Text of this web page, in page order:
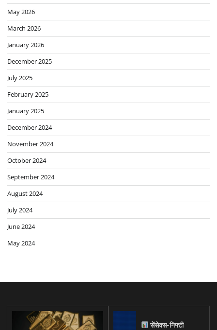
May 2026
March 2026
January 2026
December 2025
July 2025
February 2025
January 2025
December 2024
November 2024
October 2024
September 2024
August 2024
July 2024
June 2024
May 2024
सेंसेक्स-निफ्टी